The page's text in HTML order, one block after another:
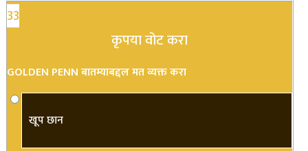
33
कृपया वोट करा
GOLDEN PENN बातम्याबद्दल मत व्यक्त करा
खूप छान